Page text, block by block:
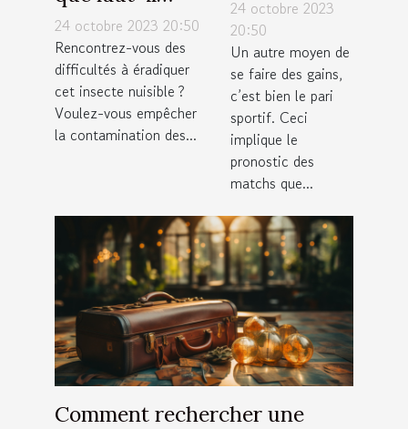
savoir sur la
lutte
antiparasitaire ?
24 octobre 2023 20:50
Rencontrez-vous des
difficultés à éradiquer
cet insecte nuisible ?
Voulez-vous empêcher
la contamination des...
savoir ?
24 octobre 2023
20:50
Un autre moyen de
se faire des gains,
c’est bien le pari
sportif. Ceci
implique le
pronostic des
matchs que...
Comment rechercher une